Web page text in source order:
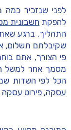
לפני שנזכיר כמה
להפקת חשבונית
התהליך. ברגע
שקיבלתם תשלום,
פי הצורך, אתם
מסמך אחר למשל
הכל לפי השדות
עסקה, פירוט עסקה